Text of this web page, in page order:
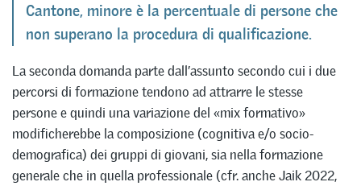
Cantone, minore è la percentuale di persone che
non superano la procedura di qualificazione.
La seconda domanda parte dall’assunto secondo cui i due
percorsi di formazione tendono ad attrarre le stesse
persone e quindi una variazione del «mix formativo»
modificherebbe la composizione (cognitiva e/o socio-
demografica) dei gruppi di giovani, sia nella formazione
generale che in quella professionale (cfr. anche Jaik 2022,